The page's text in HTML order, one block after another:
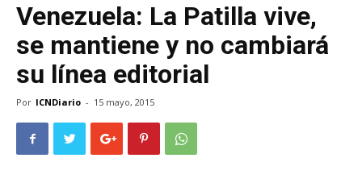
Venezuela: La Patilla vive,
se mantiene y no cambiará
su línea editorial
Por ICNDiario - 15 mayo, 2015